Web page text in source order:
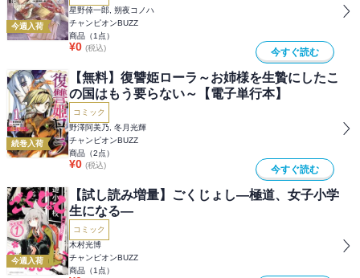
今週入荷
星野倖一郎, 朔夜コノハ
チャンピオンBUZZ
商品（1 点）
¥0 (税込) 今すぐ読む
続巻入荷
【無料】復讐姫ローラ～お姉様を生贄にしたこ
の国はもう要らない～【電子単行本】
コミック
野澤阿美乃, 冬月光輝
チャンピオンBUZZ
商品（2点）
¥0 (税込) 今すぐ読む
今週入荷
【試し読み増量】ごくじょし―極道、女子小学
生になる―
コミック
木村光博
チャンピオンBUZZ
商品（1 点）